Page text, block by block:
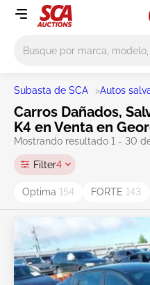
Subasta de SCA >Autos
Carros Dañados,
K4 en Venta en
Mostrando resultado 1 - 30
Filter4
Optima 154 FORTE 143